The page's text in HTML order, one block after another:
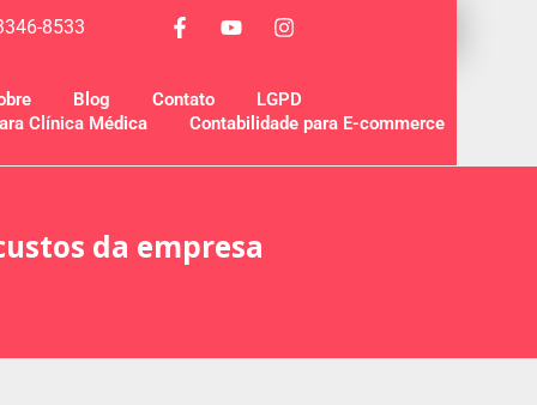
8533
Blog Contato
LGPD
Clínica Médica
Contabilidade para E-commerce
da empresa